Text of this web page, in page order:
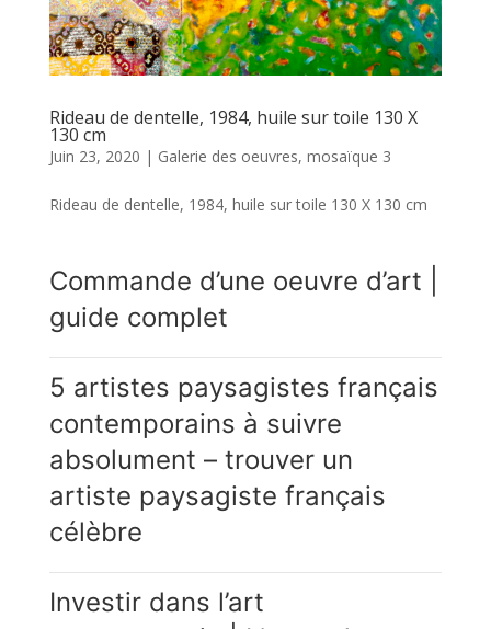
Rideau de dentelle, 1984, huile sur toile 130 X
130 cm
Juin 23, 2020 | Galerie des oeuvres, mosaïque 3
Rideau de dentelle, 1984, huile sur toile 130 X 130 cm
Commande d’une oeuvre d’art |
guide complet
5 artistes paysagistes français
contemporains à suivre
absolument – trouver un
artiste paysagiste français
célèbre
Investir dans l’art